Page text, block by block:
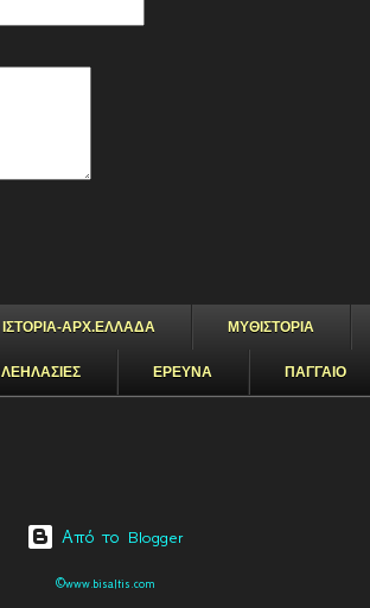
ΙΣΤΟΡΙΑ-ΑΡΧ.ΕΛΛΑΔΑ ΜΥΘΙΣΤΟΡΙΑ
ΛΕΗΛΑΣΙΕΣ ΕΡΕΥΝΑ ΠΑΓΓΑΙΟ
Από το Blogger
©www.bisaltis.com